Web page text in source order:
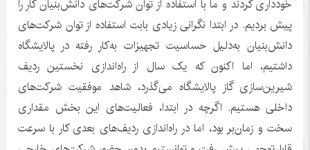
خودداری کردند و ما با استفاده از توان شرکت‌های دانش‌بنیان کار را
پیش بردیم. در ابتدا نگرانی زیادی بابت استفاده از توان شرکت‌های
دانش‌بنیان به‌دلیل حساسیت تجهیزات به‌کار رفته در پالایشگاه
داشتیم، اما اکنون که یک سال از راه‌اندازی نخستین ردیف
شیرین‌سازی گاز پالایشگاه می‌گذرد، شاهد موفقیت شرکت‌های
داخلی هستیم. اگرچه در ابتدا، فعالیت‌های این بخش مقداری
سخت و زمان‌بر بود، اما در راه‌اندازی ردیف‌های بعدی کار با سرعت